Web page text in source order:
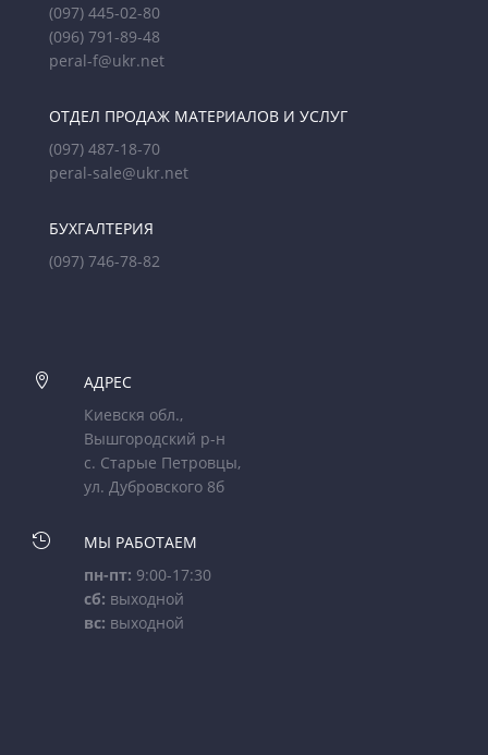
(097) 445-02-80
(096) 791-89-48
peral-f@ukr.net
ОТДЕЛ ПРОДАЖ МАТЕРИАЛОВ И УСЛУГ
(097) 487-18-70
peral-sale@ukr.net
БУХГАЛТЕРИЯ
(097) 746-78-82

АДРЕС
Киевскя обл.,
Вышгородский р-н
с. Старые Петровцы,
ул. Дубровского 8б

МЫ РАБОТАЕМ
пн-пт: 9:00-17:30
сб: выходной
вс: выходной